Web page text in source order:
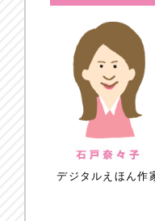
デジタルえほん作